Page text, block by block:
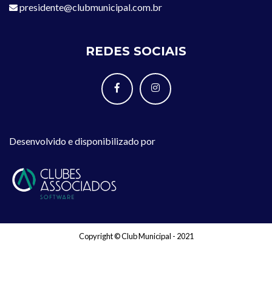
presidente@clubmunicipal.com.br
REDES SOCIAIS
Desenvolvido e disponibilizado por
Copyright © Club Municipal - 2021